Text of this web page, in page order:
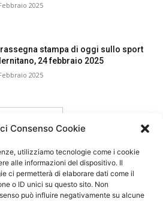
Consenso Cookie
utilizziamo tecnologie come i cookie
alle informazioni del dispositivo. Il
ci permetterà di elaborare dati come il
o ID unici su questo sito. Non
può influire negativamente su alcune
2025
rassegna stampa di oggi sullo sport
24 febbraio 2025
2025